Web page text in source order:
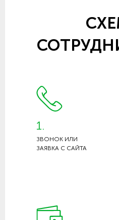
1.
ЗВОНОК ИЛИ
ЗАЯВКА С САЙТА